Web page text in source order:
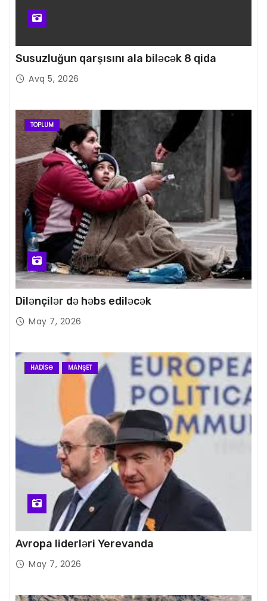
Susuzluğun qarşısını ala biləcək 8 qida
Avq 5, 2026
TOPLUM
Dilənçilər də həbs ediləcək
May 7, 2026
HADISƏ MANŞET
Avropa liderləri Yerevanda
May 7, 2026